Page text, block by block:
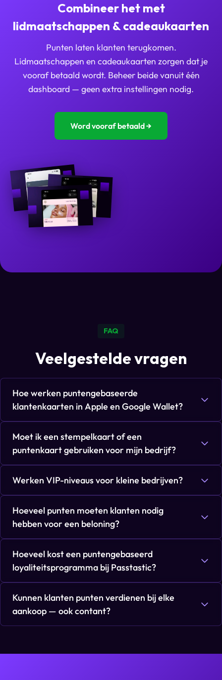
Combineer het met
lidmaatschappen & cadeaukaarten
Punten laten klanten terugkomen.
Lidmaatschappen en cadeaukaarten zorgen dat je
vooraf betaald wordt. Beheer beide vanuit één
dashboard — geen extra instellingen nodig.
Word vooraf betaald →
FAQ
Veelgestelde vragen
Hoe werken puntengebaseerde
klantenkaarten in Apple en Google Wallet?
Moet ik een stempelkaart of een
puntenkaart gebruiken voor mijn bedrijf?
Werken VIP-niveaus voor kleine bedrijven?
Hoeveel punten moeten klanten nodig
hebben voor een beloning?
Hoeveel kost een puntengebaseerd
loyaliteitsprogramma bij Passtastic?
Kunnen klanten punten verdienen bij elke
aankoop — ook contant?